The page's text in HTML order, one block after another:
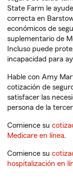
State Farm le
correcta en
económicos de
suplementario de
Incluso puede
incapacidad para
Hable con Amy
cotización de
satisfacer las
persona de la
Comience su
Medicare en línea.
Comience su
hospitalización en